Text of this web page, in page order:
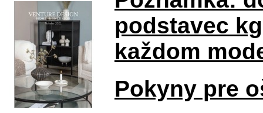
podstavec
každom
Pokyny pre